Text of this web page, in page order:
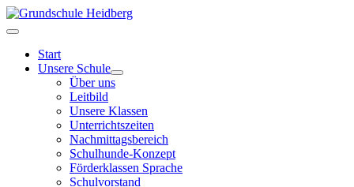
Start
Unsere Schule
Über uns
Leitbild
Unsere Klassen
Unterrichtszeiten
Nachmittagsbereich
Schulhunde-Konzept
Förderklassen Sprache
Schulvorstand